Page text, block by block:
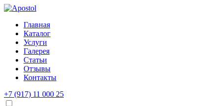
Главная
Каталог
Услуги
Галерея
Статьи
Отзывы
Контакты
+7 (917) 11 000 25